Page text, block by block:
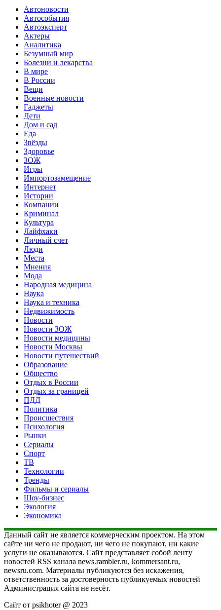
Автоновости
Автособытия
Автоэксперт
Актеры
Аналитика
Безумный мир
Болезни и лекарства
В мире
В России
Вещи
Военные новости
Гаджеты
Дети
Дом и сад
Еда
Звёзды
Здоровье
ЗОЖ
Игры
Импортозамещение
Интернет
Истории
Компании
Криминал
Культура
Лайфхаки
Личный счет
Люди
Места
Мнения
Мода
Народная медицина
Наука
Наука и техника
Недвижимость
Новости
Новости ЗОЖ
Новости медицины
Новости Москвы
Новости путешествий
Образование
Общество
Отдых в России
Отдых за границей
ПДД
Политика
Происшествия
Психология
Рынки
Сериалы
Спорт
ТВ
Технологии
Тренды
Фильмы и сериалы
Шоу-бизнес
Экология
Экономика
Данный сайт не является коммерческим проектом. На этом
сайте ни чего не продают, ни чего не покупают, ни какие
услуги не оказываются. Сайт представляет собой ленту
новостей RSS канала news.rambler.ru, kommersant.ru,
newsru.com. Материалы публикуются без искажения,
ответственность за достоверность публикуемых новостей
Администрация сайта не несёт.
Сайт от psikhoter @ 2023